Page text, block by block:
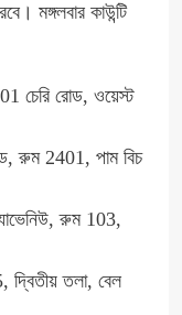
মঙ্গলবার কাউন্টি
চেরি রোড, ওয়েস্ট
রুম 2401, পাম বিচ
রুম 103,
তলা, বেল